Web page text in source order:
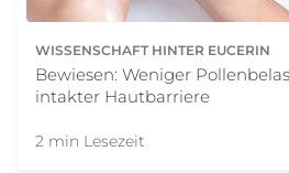
WISSENSCHAFT HINTER EUCERIN
Bewiesen: Weniger
intakter Hautbarriere
2 min Lesezeit